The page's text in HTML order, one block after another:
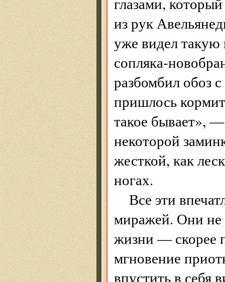
из рук
уже видел такую
сопляка-
разбомбил обоз
пришлось
такое бывает»,
некоторой
жесткой, как
ногах.
Все эти
миражей. Они не
жизни — скорее
мгновение
впустить в себя